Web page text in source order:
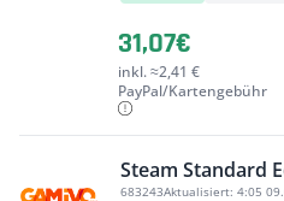
31,07€
inkl. ≈2,41 €
PayPal/Kartengebühr
Steam Standard
683243Aktualisiert: 4:05